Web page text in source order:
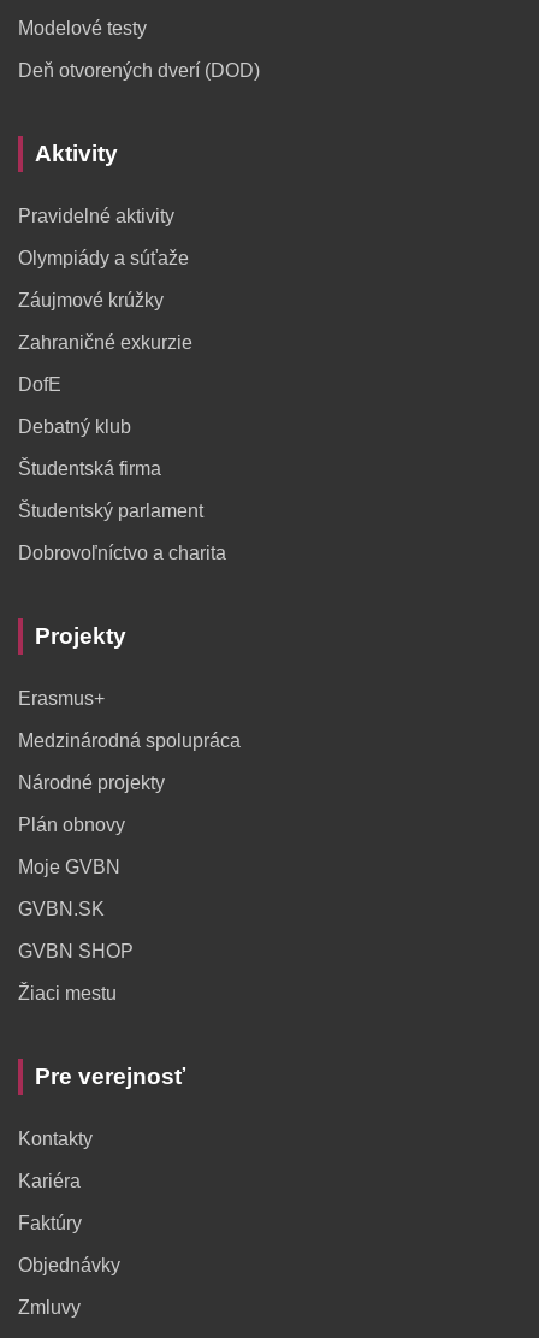
Modelové testy
Deň otvorených dverí (DOD)
Aktivity
Pravidelné aktivity
Olympiády a súťaže
Záujmové krúžky
Zahraničné exkurzie
DofE
Debatný klub
Študentská firma
Študentský parlament
Dobrovoľníctvo a charita
Projekty
Erasmus+
Medzinárodná spolupráca
Národné projekty
Plán obnovy
Moje GVBN
GVBN.SK
GVBN SHOP
Žiaci mestu
Pre verejnosť
Kontakty
Kariéra
Faktúry
Objednávky
Zmluvy